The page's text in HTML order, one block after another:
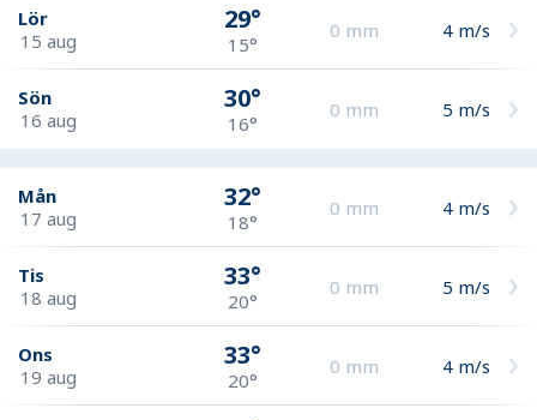
Lör
15 aug
29°
15°
0 mm 4 m/s
Sön
16 aug
30°
16°
0 mm 5 m/s
Mån
17 aug
32°
18°
0 mm 4 m/s
Tis
18 aug
33°
20°
0 mm 5 m/s
Ons
19 aug
33°
20°
0 mm 4 m/s